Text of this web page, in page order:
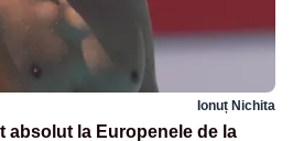
Ionuț Nichita
absolut la Europenele de la